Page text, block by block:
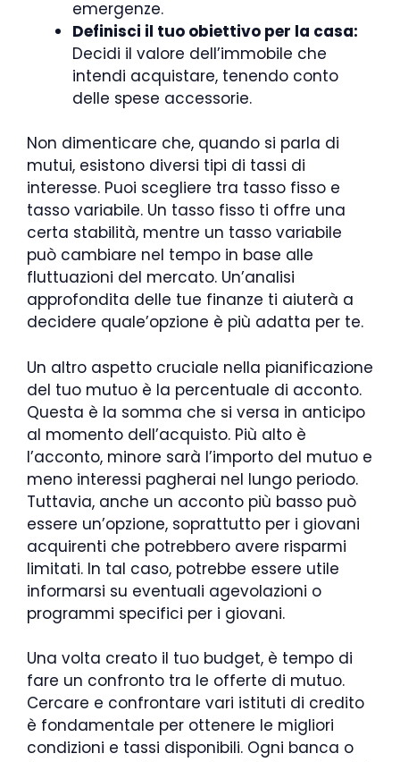
emergenze.
Definisci il tuo obiettivo per la casa:
Decidi il valore dell’immobile che
intendi acquistare, tenendo conto
delle spese accessorie.
Non dimenticare che, quando si parla di
mutui, esistono diversi tipi di tassi di
interesse. Puoi scegliere tra tasso fisso e
tasso variabile. Un tasso fisso ti offre una
certa stabilità, mentre un tasso variabile
può cambiare nel tempo in base alle
fluttuazioni del mercato. Un’analisi
approfondita delle tue finanze ti aiuterà a
decidere quale’opzione è più adatta per te.
Un altro aspetto cruciale nella pianificazione
del tuo mutuo è la percentuale di acconto.
Questa è la somma che si versa in anticipo
al momento dell’acquisto. Più alto è
l’acconto, minore sarà l’importo del mutuo e
meno interessi pagherai nel lungo periodo.
Tuttavia, anche un acconto più basso può
essere un’opzione, soprattutto per i giovani
acquirenti che potrebbero avere risparmi
limitati. In tal caso, potrebbe essere utile
informarsi su eventuali agevolazioni o
programmi specifici per i giovani.
Una volta creato il tuo budget, è tempo di
fare un confronto tra le offerte di mutuo.
Cercare e confrontare vari istituti di credito
è fondamentale per ottenere le migliori
condizioni e tassi disponibili. Ogni banca o